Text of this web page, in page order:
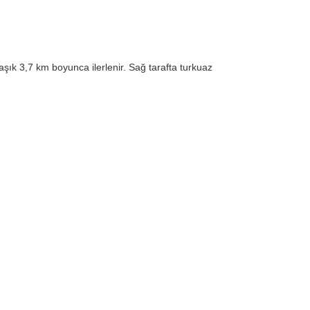
3,7 km boyunca ilerlenir. Sağ tarafta turkuaz